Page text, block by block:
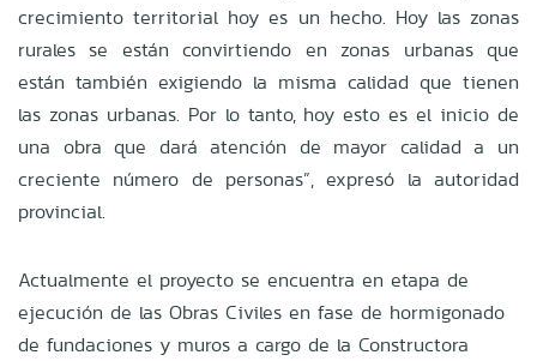
crecimiento territorial hoy es un hecho. Hoy las zonas
rurales se están convirtiendo en zonas urbanas que
están también exigiendo la misma calidad que tienen
las zonas urbanas. Por lo tanto, hoy esto es el inicio de
una obra que dará atención de mayor calidad a un
creciente número de personas”, expresó la autoridad
provincial.
Actualmente el proyecto se encuentra en etapa de
ejecución de las Obras Civiles en fase de hormigonado
de fundaciones y muros a cargo de la Constructora